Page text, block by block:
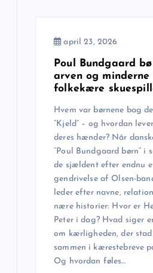
april 23, 2026
Poul Bundgaard
arven og
folkekære
Hvem var børnene bag
“Kjeld” – og hvordan
deres hænder? Når
“Poul Bundgaard børn” i
de sjældent efter endnu
gendrivelse af Olsen-
leder efter navne,
nære historier: Hvor er
Peter i dag? Hvad siger
om kærligheden, der
sammen i kærestebreve
Og hvordan føles…